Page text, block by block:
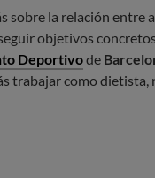
sobre la relación entre
objetivos
Deportivode
trabajar como